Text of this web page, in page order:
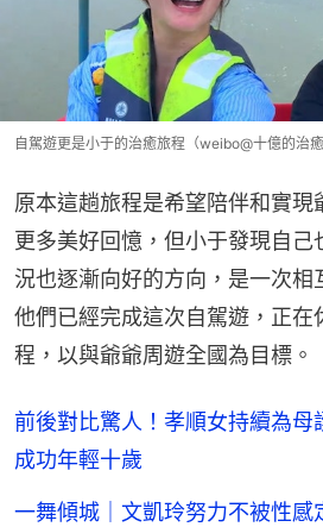
自駕遊更是小于的治癒旅程（weibo@十億的治癒
原本這趟旅程是希望陪伴和實現
更多美好回憶，但小于發現自己
況也逐漸向好的方向，是一次相
他們已經完成這次自駕遊，正在
程，以與爺爺周遊全國為目標。
前後對比驚人！孝順女持續為母
成功年輕十歲
一舞傾城｜文凱玲努力不被性